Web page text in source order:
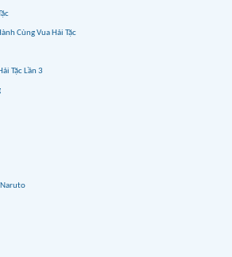
Cùng Vua Hải Tặc
Tặc Lần 3
Naruto